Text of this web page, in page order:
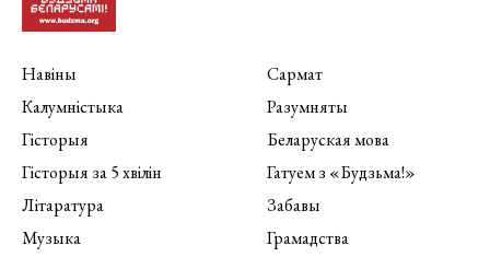
Навіны
Калумністыка
Гісторыя
Гісторыя за 5 хвілін
Літаратура
Музыка
Сармат
Разумняты
Беларуская мова
Гатуем з «Будзьма!»
Забавы
Грамадства